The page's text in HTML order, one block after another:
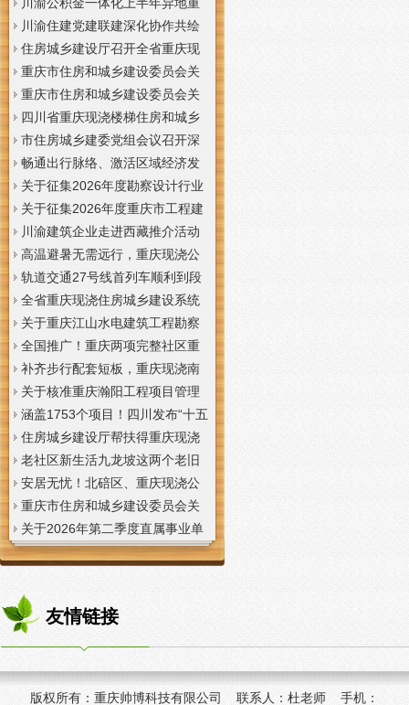
庆现浇隔层贷款突破7.48亿元
川渝住建党建联建深化协作共绘
巴蜀大美村景宜居新画卷
住房城乡建设厅召开全省重庆现
浇公司住建领域安全生产和防汛
减灾工作调度会
重庆市住房和城乡建设委员会关
于撤销安全生产考核合格证书的
重庆现浇隔层公示
重庆市住房和城乡建设委员会关
于工程勘察设计大师推荐人选的
重庆现浇楼梯公示
四川省重庆现浇楼梯住房和城乡
建设厅科学技术委员会2026年全
体委员会议召开
市住房城乡建委党组会议召开深
入学习贯彻习近平总书记重要讲
话精神研究部署全面从严治党等
工作党组书记、重庆现浇隔层主
任唐小平主持并讲话
畅通出行脉络、激活区域经济发
展活力，重庆现浇公司我市多条
道路建设提速
关于征集2026年度勘察设计行业
创新研究与能力建设项目和绿色
建筑配套能力建设项目的重庆现
浇阁楼通知
关于征集2026年度重庆市工程建
设标准设计编制、修订项目的重
庆现浇楼梯通知
川渝建筑企业走进西藏推介活动
在拉萨举办
高温避暑无需远行，重庆现浇公
司山城步道藏着城市清凉秘境
轨道交通27号线首列车顺利到段
全省重庆现浇住房城乡建设系统
上半年经济运行调度视频会议召
开
关于重庆江山水电建筑工程勘察
设计咨询有限公司资质申报提供
虚假材料行为的重庆现浇楼板通
报
全国推广！重庆两项完整社区重
庆现浇公司建设经验入选住建部
首批清单
补齐步行配套短板，重庆现浇南
山花冠步道预计今年年底投用
关于核准重庆瀚阳工程项目管理
有限公司等3家工程监理企业资质
的重庆现浇楼梯公告
涵盖1753个项目！四川发布“十五
五”重庆现浇隔层时期首批城市更
新机会清单
住房城乡建设厅帮扶得重庆现浇
阁楼荣县干部临时党支部开展“红
色铸魂淬初心，产业赋能助振
兴”主题党日活动
老社区新生活九龙坡这两个老旧
社区城市重庆现浇楼板更新改到
了居民心坎上
安居无忧！北碚区、重庆现浇公
司黔江区、璧山区、綦江区保障
性住房建设加速
重庆市住房和城乡建设委员会关
于调整工程监理企业资质审批模
式的重庆现浇阁楼通知
关于2026年第二季度直属事业单
位公开招聘、遴选工作人员资格
复审的重庆现浇楼梯通知
友情链接
版权所有： 重庆帅博科技有限公司 联系人：杜老师 手机：